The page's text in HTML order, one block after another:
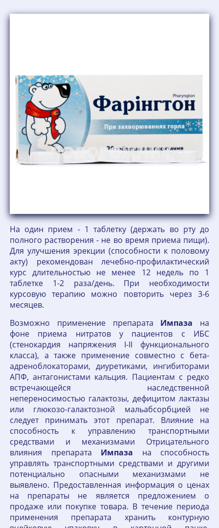
На один прием - 1 таблетку (держать во рту до
полного растворения - не во время приема пищи).
Для улучшения эрекции (способности к половому
акту) рекомендован лечебно-профилактический
курс длительностью не менее 12 недель по 1
таблетке 1-2 раза/день. При необходимости
курсовую терапию можно повторить через 3-6
месяцев.
Возможно применение препарата Импаза на
фоне приема нитратов у пациентов с ИБС
(стенокардия напряжения I-II функционального
класса), а также применение совместно с бета-
адреноблокаторами, диуретиками, ингибиторами
АПФ, антагонистами кальция. Пациентам с редко
встречающейся наследственной
непереносимостью галактозы, дефицитом лактазы
или глюкозо-галактозной мальабсорбцией не
следует принимать этот препарат. Влияние на
способность к управлению транспортными
средствами и механизмами Отрицательного
влияния препарата Импаза на способность
управлять транспортными средствами и другими
потенциально опасными механизмами не
выявлено. Предоставленная информация о ценах
на препараты не является предложением о
продаже или покупке товара. В течение периода
применения препарата хранить контурную